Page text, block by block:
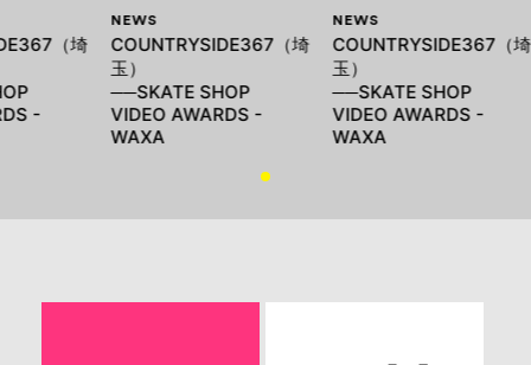
（埼
-
NEWS
COUNTRYSIDE367（埼
玉）
──SKATE SHOP
VIDEO AWARDS -
WAXA
NEWS
COUNTRYSIDE367（埼
玉）
──SKATE SHOP
VIDEO AWARDS -
WAXA